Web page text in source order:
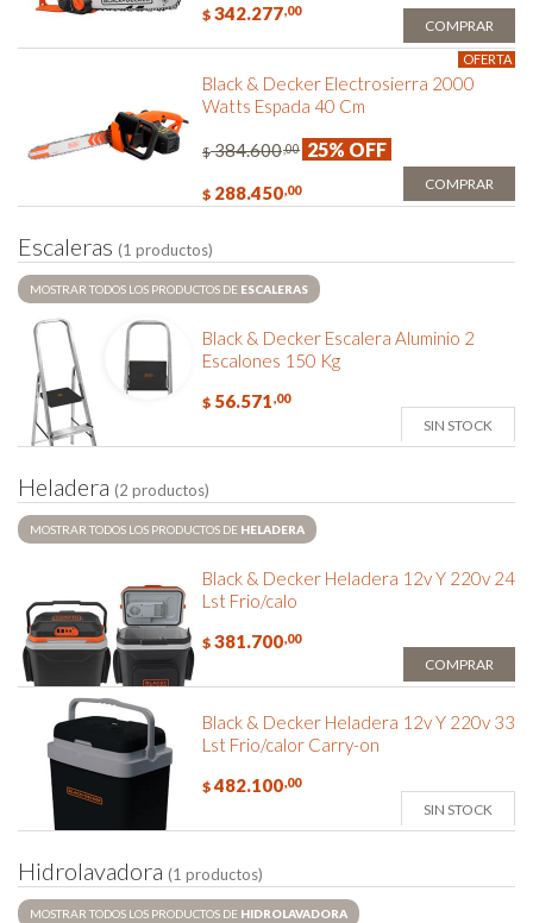
$ 342.277,00
COMPRAR
OFERTA
Black & Decker Electrosierra 2000
Watts Espada 40 Cm
$ 384.600,00 25% OFF
$ 288.450,00 COMPRAR
Escaleras (1 productos)
MOSTRAR TODOS LOS PRODUCTOS DE ESCALERAS
Black & Decker Escalera Aluminio 2
Escalones 150 Kg
$ 56.571,00
SIN STOCK
Heladera (2 productos)
MOSTRAR TODOS LOS PRODUCTOS DE HELADERA
Black & Decker Heladera 12v Y 220v 24
Lst Frio/calo
$ 381.700,00
COMPRAR
Black & Decker Heladera 12v Y 220v 33
Lst Frio/calor Carry-on
$ 482.100,00
SIN STOCK
Hidrolavadora (1 productos)
MOSTRAR TODOS LOS PRODUCTOS DE HIDROLAVADORA